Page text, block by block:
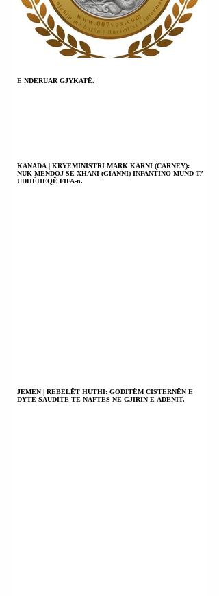
E NDERUAR GJYKATË.
KANADA | KRYEMINISTRI MARK KARNI (CARNEY):
NUK MENDOJ SE XHANI (GIANNI) INFANTINO MUND TA
UDHËHEQË FIFA-n.
JEMEN | REBELËT HUTHI: GODITËM CISTERNËN E
DYTË SAUDITE TË NAFTËS NË GJIRIN E ADENIT.